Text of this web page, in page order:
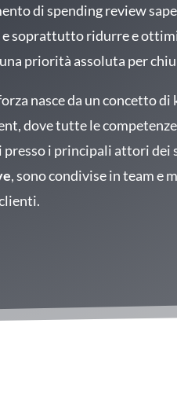
di spending review
e soprattutto ridurre e
priorità assoluta per
nasce da un concetto di
dove tutte le
presso i principali attori
, sono condivise in team e